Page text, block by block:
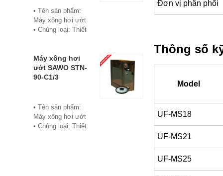
Đơn vị phân phối
Thông số
Model
UF-MS18
UF-MS21
UF-MS25
• Bảo hành: 12
tháng
• Đơn vị phân phối:
• Tên sản phẩm:
Máy xông hơi ướt
• Chủng loại: Thiết
Sawo
• Xuất xứ:
Philippine
• Có bảng điều
khiển điện tử hiển
thị số, cho phép cài
Máy xông hơi
ướt SAWO STN-
90-C1/3
• Tên sản phẩm:
Máy xông hơi ướt
• Chủng loại: Thiết